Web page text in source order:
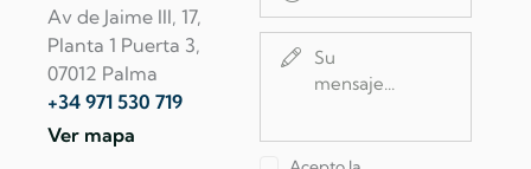
Av de Jaime III, 17,
Planta 1 Puerta 3,
07012 Palma
+34 971 530 719
Ver mapa